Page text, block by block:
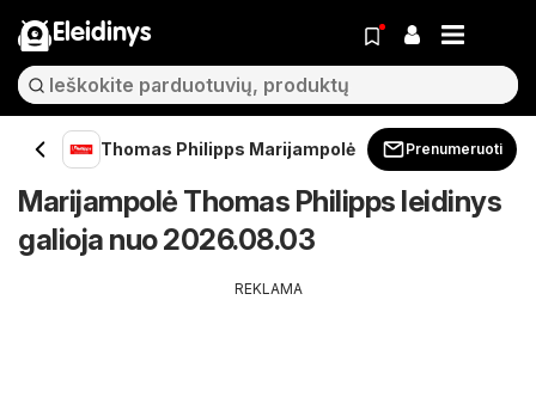
Eleidinys
Thomas Philipps Marijampolė Prenumeruoti
Marijampolė Thomas Philipps leidinys
galioja nuo 2026.08.03
REKLAMA